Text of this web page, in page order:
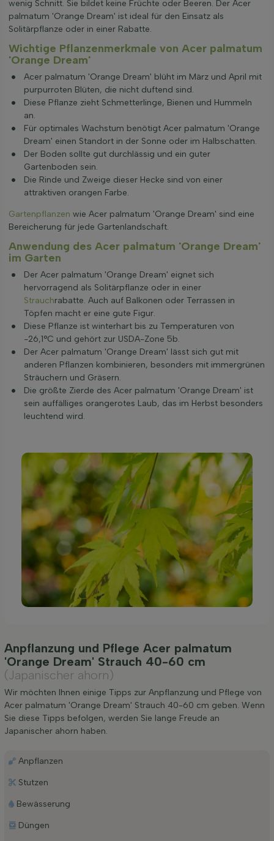
wenig Schnitt. Sie bildet keine Früchte oder Beeren. Der Acer
palmatum 'Orange Dream' ist ideal für den Einsatz als
Solitärpflanze oder in einer Rabatte.
Wichtige Pflanzenmerkmale von Acer palmatum
'Orange Dream'
Acer palmatum 'Orange Dream' blüht im März und April mit
purpurroten Blüten, die nicht duftend sind.
Diese Pflanze zieht Schmetterlinge, Bienen und Hummeln
an.
Für optimales Wachstum benötigt Acer palmatum 'Orange
Dream' einen Standort in der Sonne oder im Halbschatten.
Der Boden sollte gut durchlässig und ein guter
Gartenboden sein.
Die Rinde und Zweige dieser Hecke sind von einer
attraktiven orangen Farbe.
Gartenpflanzen wie Acer palmatum 'Orange Dream' sind eine
Bereicherung für jede Gartenlandschaft.
Anwendung des Acer palmatum 'Orange Dream'
im Garten
Der Acer palmatum 'Orange Dream' eignet sich
hervorragend als Solitärpflanze oder in einer
Strauchrabatte. Auch auf Balkonen oder Terrassen in
Töpfen macht er eine gute Figur.
Diese Pflanze ist winterhart bis zu Temperaturen von
-26,1°C und gehört zur USDA-Zone 5b.
Der Acer palmatum 'Orange Dream' lässt sich gut mit
anderen Pflanzen kombinieren, besonders mit immergrünen
Sträuchern und Gräsern.
Die größte Zierde des Acer palmatum 'Orange Dream' ist
sein auffälliges orangerotes Laub, das im Herbst besonders
leuchtend wird.
Anpflanzung und Pflege Acer palmatum
'Orange Dream' Strauch 40-60 cm
(Japanischer ahorn)
Wir möchten Ihnen einige Tipps zur Anpflanzung und Pflege von
Acer palmatum 'Orange Dream' Strauch 40-60 cm geben. Wenn
Sie diese Tipps befolgen, werden Sie lange Freude an
Japanischer ahorn haben.
Anpflanzen
Stutzen
Bewässerung
Düngen